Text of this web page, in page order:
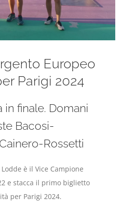
Europeo
Parigi 2024
in finale. Domani
Bacosi-
Rossetti
Lodde è il Vice Campione
e stacca il primo biglietto
per Parigi 2024.